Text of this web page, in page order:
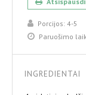
Porcijos: 4-5
Paruošimo
INGREDIENTAI